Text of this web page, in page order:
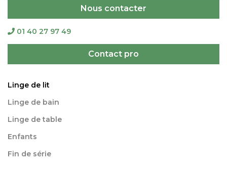
Nous contacter
01 40 27 97 49
Contact pro
Linge de lit
Linge de bain
Linge de table
Enfants
Fin de série